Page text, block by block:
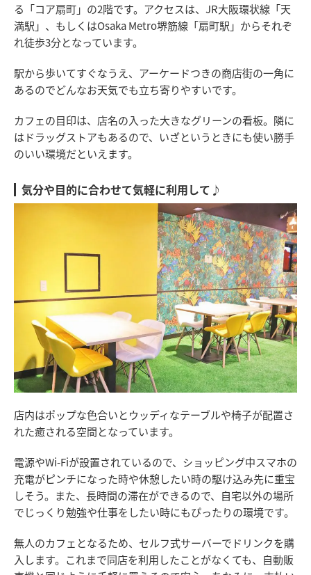
る「コア扇町」の2階です。アクセスは、JR大阪環状線「天
満駅」、もしくはOsaka Metro堺筋線「扇町駅」からそれぞ
れ徒歩3分となっています。
駅から歩いてすぐなうえ、アーケードつきの商店街の一角に
あるのでどんなお天気でも立ち寄りやすいです。
カフェの目印は、店名の入った大きなグリーンの看板。隣に
はドラッグストアもあるので、いざというときにも使い勝手
のいい環境だといえます。
気分や目的に合わせて気軽に利用して♪
店内はポップな色合いとウッディなテーブルや椅子が配置さ
れた癒される空間となっています。
電源やWi-Fiが設置されているので、ショッピング中スマホの
充電がピンチになった時や休憩したい時の駆け込み先に重宝
しそう。また、長時間の滞在ができるので、自宅以外の場所
でじっくり勉強や仕事をしたい時にもぴったりの環境です。
無人のカフェとなるため、セルフ式サーバーでドリンクを購
入します。これまで同店を利用したことがなくても、自動販